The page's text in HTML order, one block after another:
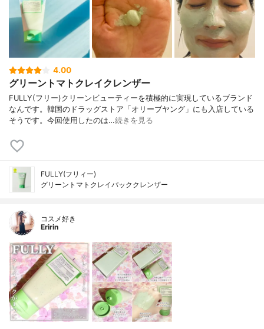
4.00
グリーントマトクレイクレンザー
FULLY(フリー)クリーンビューティーを積極的に実現しているブランド
なんです。韓国のドラッグストア「オリーブヤング」にも入店している
そうです。今回使用したのは…続きを見る
FULLY(フリィー)
グリーントマトクレイパッククレンザー
コスメ好き
Eririn